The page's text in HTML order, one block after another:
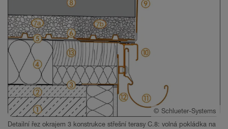
© Schlueter-Systems
Detailní řez okrajem 3 konstrukce střešní terasy C.8: volná pokládka na